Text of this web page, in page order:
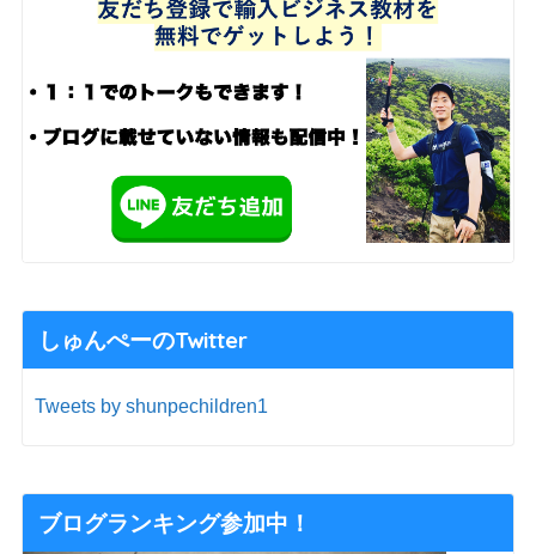
しゅんぺーのTwitter
Tweets by shunpechildren1
ブログランキング参加中！